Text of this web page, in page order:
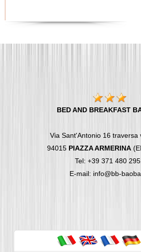
BED AND BREAKFAST
Via Sant'Antonio 16 traversa
94015 PIAZZA ARMERINA
Tel: +39 371 480
E-mail: info@bb-